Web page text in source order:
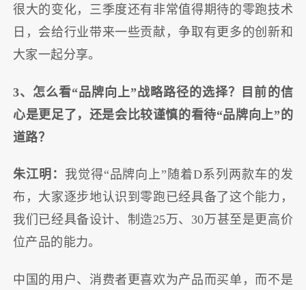
很大的变化，三季度还有非常值得期待的零跑技术
日，会给行业带来一些贡献，争取有更多的创新和
大家一起分享。
3、怎么看“品牌向上”战略路径的选择？目前的信
心是更足了，还是会比较谨慎的看待“品牌向上”的
道路？
朱江明： 我觉得“品牌向上”随着D系列两款车的发
布，大家逐步地认识到零跑已经具备了这个能力，
我们已经具备设计、制造25万、30万甚至是更高价
位产品的能力。
中国的用户、消费者更喜欢为产品而买单，而不是